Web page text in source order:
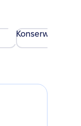
Konserwacja